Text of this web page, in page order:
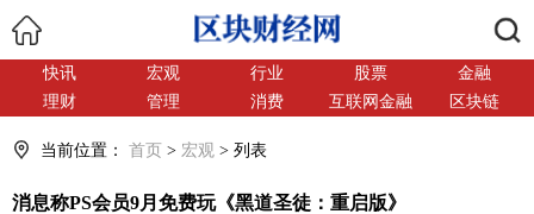
快讯 宏观 行业 股票
金融
理财
管理 消费 互联网金融 区块链
当前位置： 首页 > 宏观 > 列表
消息称PS会员9月免费玩《黑道圣徒：重启版》